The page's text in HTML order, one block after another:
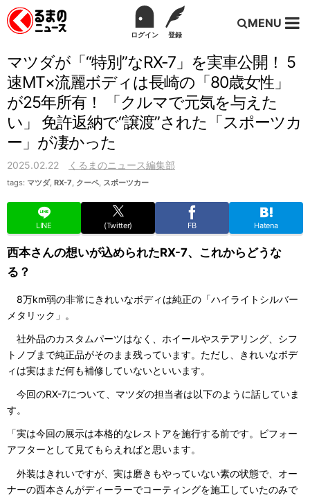
ログイン 登録
MENU
マツダが「“特別”なRX-7」を実車公開！ 5
速MT×流麗ボディは長崎の「80歳女性」
が25年所有！ 「クルマで元気を与えた
い」 免許返納で“譲渡”された「スポーツカ
ー」が凄かった
2025.02.22 くるまのニュース編集部
tags: マツダ, RX-7, クーペ, スポーツカー
LINE (Twitter) FB Hatena
西本さんの想いが込められたRX-7、これからどうな
る？
8万km弱の非常にきれいなボディは純正の「ハイライトシルバー
メタリック」。
社外品のカスタムパーツはなく、ホイールやステアリング、シフ
トノブまで純正品がそのまま残っています。ただし、きれいなボデ
ィは実はまだ何も補修していないといいます。
今回のRX-7について、マツダの担当者は以下のように話していま
す。
「実は今回の展示は本格的なレストアを施行する前です。ビフォー
アフターとして見てもらえればと思います。
外装はきれいですが、実は磨きもやっていない素の状態で、オー
ナーの西本さんがディーラーでコーティングを施工していたのみで